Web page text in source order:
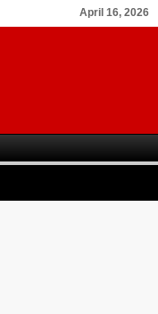
April 16, 2026
と その楽しみ方